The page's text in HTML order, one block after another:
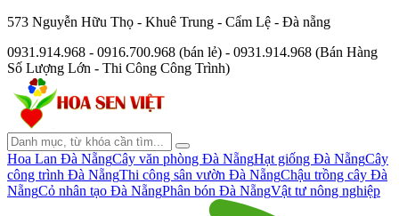
573 Nguyễn Hữu Thọ - Khuê Trung - Cẩm Lệ - Đà nẵng
0931.914.968 - 0916.700.968 (bán lẻ) - 0931.914.968 (Bán Hàng
Số Lượng Lớn - Thi Công Công Trình)
Hoa Lan Đà NẵngCây văn phòng Đà NẵngHạt giống Đà NẵngCây
công trình Đà NẵngThi công sân vườn Đà NẵngChậu trồng cây Đà
NẵngCỏ nhân tạo Đà NẵngPhân bón Đà NẵngVật tư nông nghiệp